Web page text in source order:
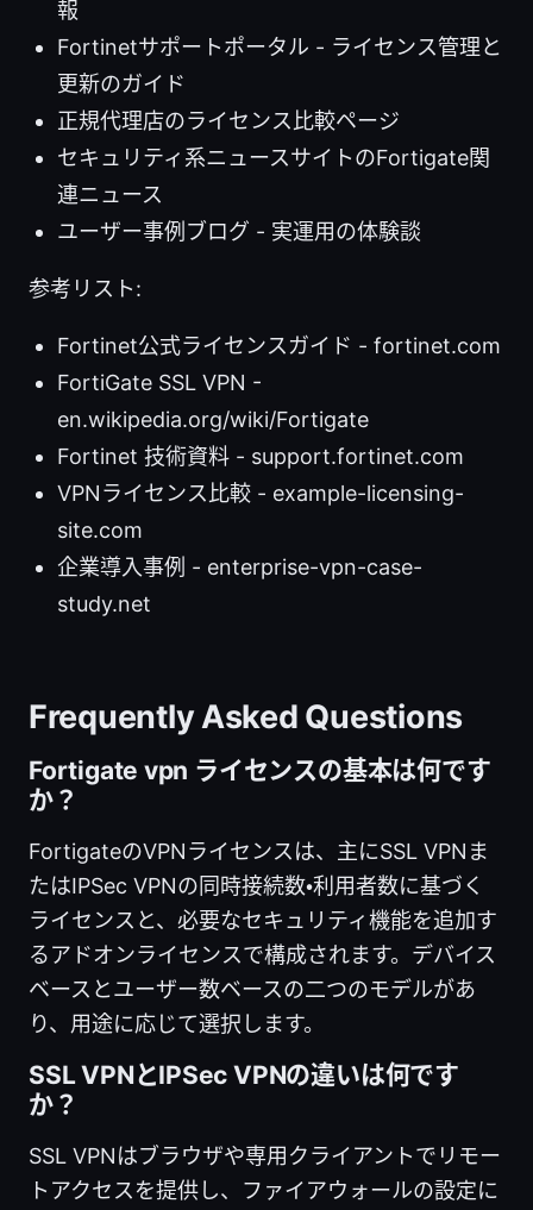
報
Fortinetサポートポータル - ライセンス管理と
更新のガイド
正規代理店のライセンス比較ページ
セキュリティ系ニュースサイトのFortigate関
連ニュース
ユーザー事例ブログ - 実運用の体験談
参考リスト:
Fortinet公式ライセンスガイド - fortinet.com
FortiGate SSL VPN -
en.wikipedia.org/wiki/Fortigate
Fortinet 技術資料 - support.fortinet.com
VPNライセンス比較 - example-licensing-
site.com
企業導入事例 - enterprise-vpn-case-
study.net
Frequently Asked Questions
Fortigate vpn ライセンスの基本は何です
か？
FortigateのVPNライセンスは、主にSSL VPNま
たはIPSec VPNの同時接続数・利用者数に基づく
ライセンスと、必要なセキュリティ機能を追加す
るアドオンライセンスで構成されます。デバイス
ベースとユーザー数ベースの二つのモデルがあ
り、用途に応じて選択します。
SSL VPNとIPSec VPNの違いは何です
か？
SSL VPNはブラウザや専用クライアントでリモー
トアクセスを提供し、ファイアウォールの設定に